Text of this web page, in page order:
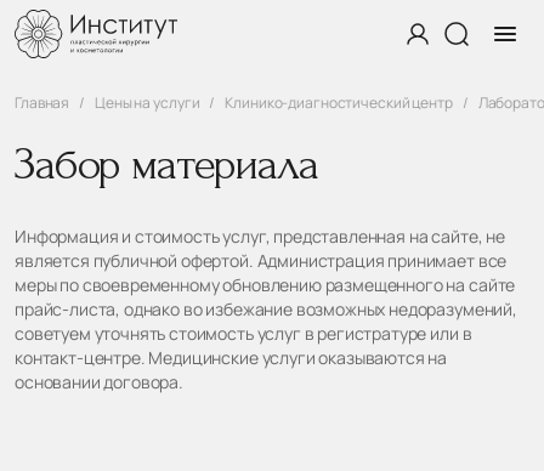
Главная Цены на услуги Клинико-диагностический центр
Забор материала
Информация и стоимость услуг, представленная на сайте, не
является публичной офертой. Администрация принимает все
меры по своевременному обновлению размещенного на сайте
прайс-листа, однако во избежание возможных недоразумений,
советуем уточнять стоимость услуг в регистратуре или в
контакт-центре. Медицинские услуги оказываются на
основании договора.